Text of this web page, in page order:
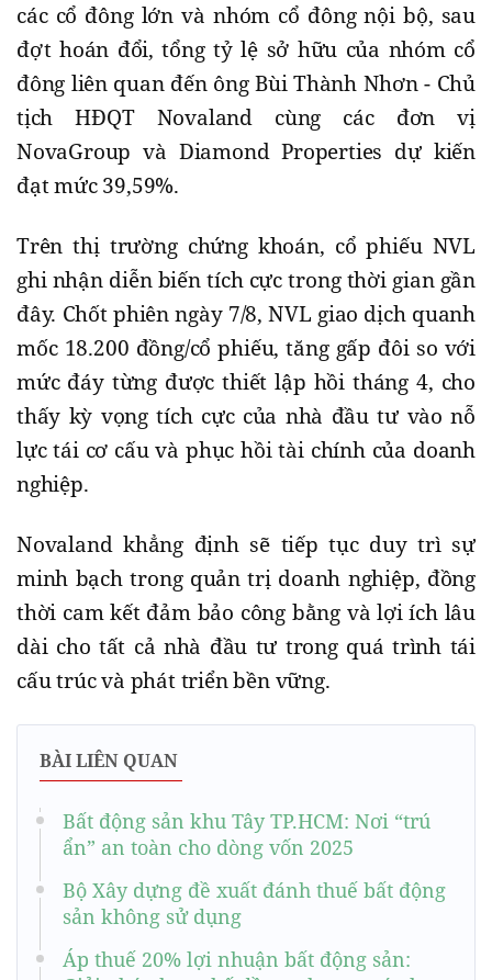
các cổ đông lớn và nhóm cổ đông nội bộ, sau
đợt hoán đổi, tổng tỷ lệ sở hữu của nhóm cổ
đông liên quan đến ông Bùi Thành Nhơn - Chủ
tịch HĐQT Novaland cùng các đơn vị
NovaGroup và Diamond Properties dự kiến
đạt mức 39,59%.
Trên thị trường chứng khoán, cổ phiếu NVL
ghi nhận diễn biến tích cực trong thời gian gần
đây. Chốt phiên ngày 7/8, NVL giao dịch quanh
mốc 18.200 đồng/cổ phiếu, tăng gấp đôi so với
mức đáy từng được thiết lập hồi tháng 4, cho
thấy kỳ vọng tích cực của nhà đầu tư vào nỗ
lực tái cơ cấu và phục hồi tài chính của doanh
nghiệp.
Novaland khẳng định sẽ tiếp tục duy trì sự
minh bạch trong quản trị doanh nghiệp, đồng
thời cam kết đảm bảo công bằng và lợi ích lâu
dài cho tất cả nhà đầu tư trong quá trình tái
cấu trúc và phát triển bền vững.
BÀI LIÊN QUAN
Bất động sản khu Tây TP.HCM: Nơi “trú
ẩn” an toàn cho dòng vốn 2025
Bộ Xây dựng đề xuất đánh thuế bất động
sản không sử dụng
Áp thuế 20% lợi nhuận bất động sản: